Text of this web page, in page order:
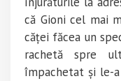
că Gioni cel mai
căței făcea un
rachetă spre
împachetat și le-